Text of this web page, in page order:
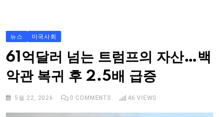
뉴스 미국사회
61억달러 넘는 트럼프의 자산…백
악관 복귀 후 2.5배 급증
5월 22, 2026 0 COMMENTS 46 VIEWS